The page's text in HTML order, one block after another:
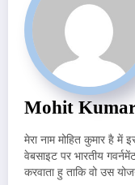
Mohit
मेरा नाम मोहित कुमार है
वेबसाइट पर भारतीय
करवाता हु ताकि वो उस